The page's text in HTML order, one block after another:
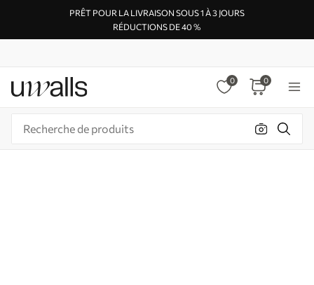
PRÊT POUR LA LIVRAISON SOUS 1 À 3 JOURS
RÉDUCTIONS DE 40 %
0 0